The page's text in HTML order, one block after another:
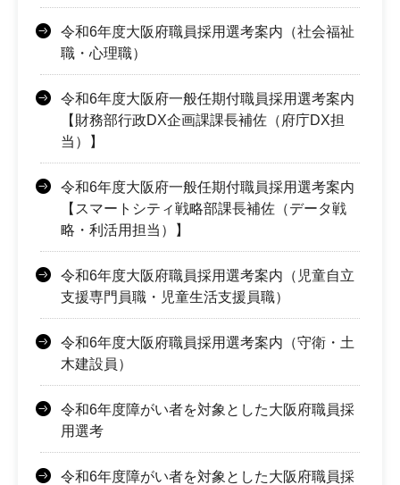
令和6年度大阪府職員採用選考案内（社会福祉
職・心理職）
令和6年度大阪府一般任期付職員採用選考案内
【財務部行政DX企画課課長補佐（府庁DX担
当）】
令和6年度大阪府一般任期付職員採用選考案内
【スマートシティ戦略部課長補佐（データ戦
略・利活用担当）】
令和6年度大阪府職員採用選考案内（児童自立
支援専門員職・児童生活支援員職）
令和6年度大阪府職員採用選考案内（守衛・土
木建設員）
令和6年度障がい者を対象とした大阪府職員採
用選考
令和6年度障がい者を対象とした大阪府職員採